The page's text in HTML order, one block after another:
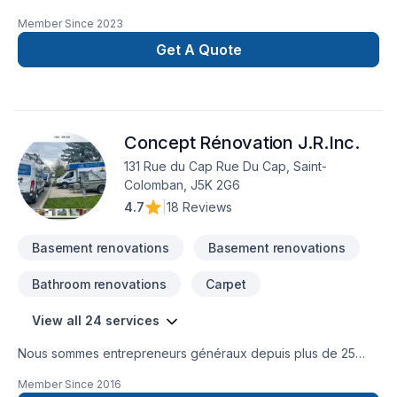
comfort pour votre maison.
Member Since 2023
Get A Quote
Concept Rénovation J.R.Inc.
131 Rue du Cap Rue Du Cap, Saint-
Colomban, J5K 2G6
4.7
18 Reviews
Basement renovations Basement renovations
Bathroom renovations Carpet
View all 24 services
Nous sommes entrepreneurs généraux depuis plus de 25
réputation solide dans le domaine de la rénovation
Member Since 2016